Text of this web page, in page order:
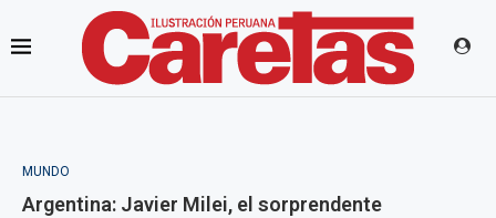
MUNDO
Argentina: Javier Milei, el sorprendente